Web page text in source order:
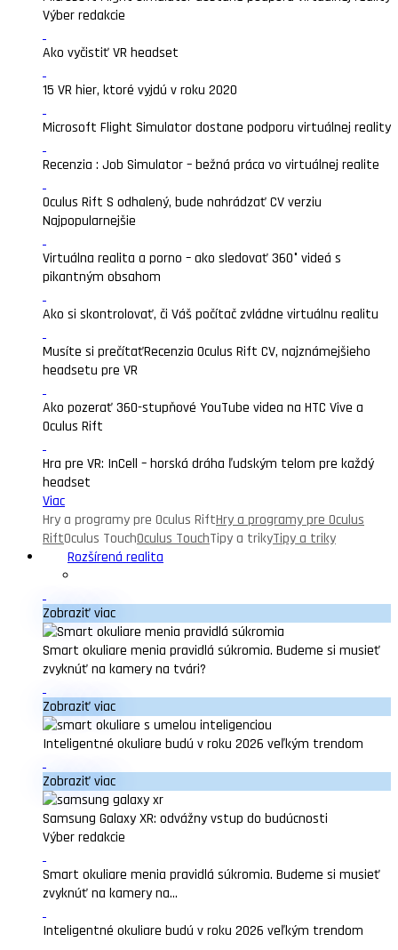
Výber redakcie
Ako vyčistiť VR headset
15 VR hier, ktoré vyjdú v roku 2020
Microsoft Flight Simulator dostane podporu virtuálnej reality
Recenzia : Job Simulator – bežná práca vo virtuálnej realite
Oculus Rift S odhalený, bude nahrádzať CV verziu
Najpopularnejšie
Virtuálna realita a porno – ako sledovať 360° videá s
pikantným obsahom
Ako si skontrolovať, či Váš počítač zvládne virtuálnu realitu
Musíte si prečítaťRecenzia Oculus Rift CV, najznámejšieho
headsetu pre VR
Ako pozerať 360-stupňové YouTube videa na HTC Vive a
Oculus Rift
Hra pre VR: InCell – horská dráha ľudským telom pre každý
headset
Viac
Hry a programy pre Oculus RiftHry a programy pre Oculus
RiftOculus TouchOculus TouchTipy a trikyTipy a triky
Rozšírená realita
Zobraziť viac
Smart okuliare menia pravidlá súkromia. Budeme si musieť
zvyknúť na kamery na tvári?
Zobraziť viac
Inteligentné okuliare budú v roku 2026 veľkým trendom
Zobraziť viac
Samsung Galaxy XR: odvážny vstup do budúcnosti
Výber redakcie
Smart okuliare menia pravidlá súkromia. Budeme si musieť
zvyknúť na kamery na...
Inteligentné okuliare budú v roku 2026 veľkým trendom